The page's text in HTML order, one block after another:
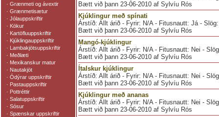
Bætt við þann 23-06-2010 af Sylvíu Rós
Kjúklingur með spínati
Árstíð: Allt árið - Fyrir: N/A - Fitusnautt: Já -
Bætt við þann 23-06-2010 af Sylvíu Rós
Mangó-kjúklingur
Árstíð: Allt árið - Fyrir: N/A - Fitusnautt: Nei -
Bætt við þann 23-06-2010 af Sylvíu Rós
Ítalskur kjúklingur
Árstíð: Allt árið - Fyrir: N/A - Fitusnautt: Nei -
Bætt við þann 23-06-2010 af Sylvíu Rós
Kjúklingur með ananas
Árstíð: Allt árið - Fyrir: N/A - Fitusnautt: Nei -
Bætt við þann 23-06-2010 af Sylvíu Rós
· Grænmeti og ávextir
· Grænmetisætur
· Jólauppskriftir
· Kökur
· Kartöfluuppskriftir
· Kjúklingauppskriftir
· Lambakjötsuppskriftir
· Meðlæti
· Mexikanskur matur
· Nautakjöt
· Ódýrar uppskriftir
· Pastauppskriftir
· Pottréttir
· Salatuppskriftir
· Sósur
· Spænskar uppskriftir